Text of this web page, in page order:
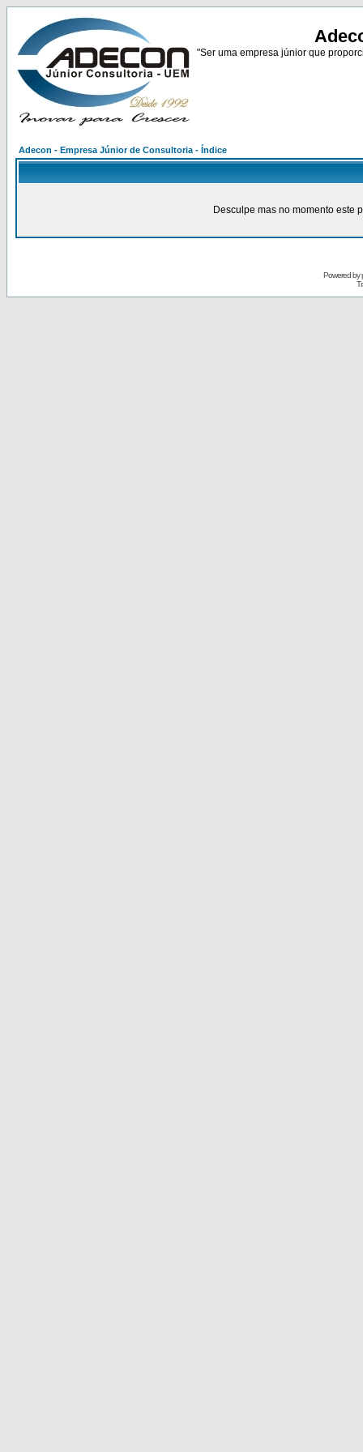
"Ser uma empresa júnior que
Adecon - Empresa Júnior de Consultoria - Índice
Desculpe mas no momento este
Powered by